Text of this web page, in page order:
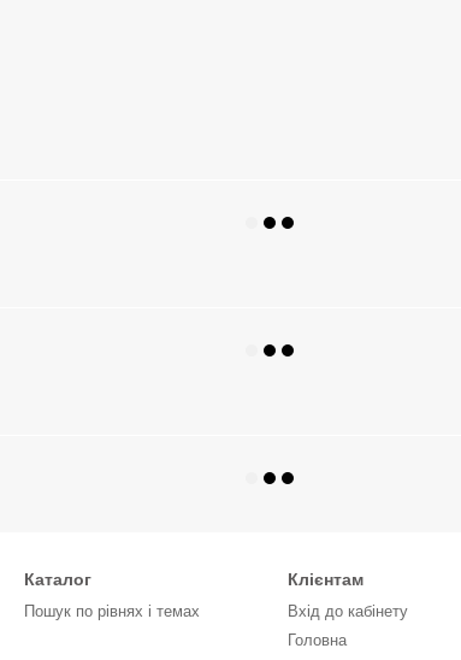
Каталог
Пошук по рівнях і темах
Клієнтам
Вхід до кабінету
Головна